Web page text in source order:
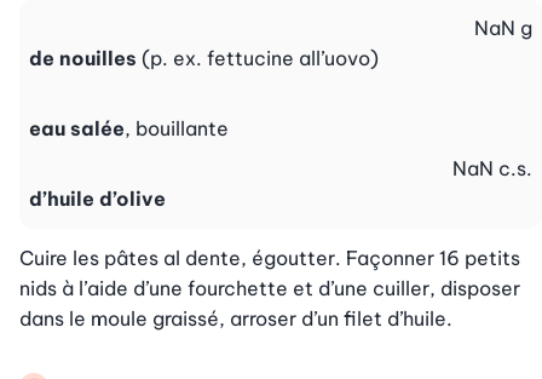
de nouilles (p. ex. fettucine all’uovo)
NaN g
eau salée, bouillante
d’huile d’olive
NaN c.s.
Cuire les pâtes al dente, égoutter. Façonner 16 petits
nids à l’aide d’une fourchette et d’une cuiller, disposer
dans le moule graissé, arroser d’un filet d’huile.